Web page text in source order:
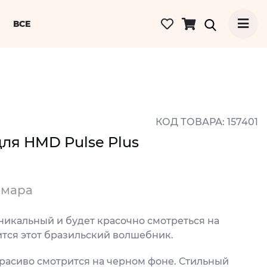
ВСЕ
КОД ТОВАРА: 157401
HMD Pulse Plus
и будет красочно смотреться на
этот бразильский волшебник.
смотрится на черном фоне. Стильный